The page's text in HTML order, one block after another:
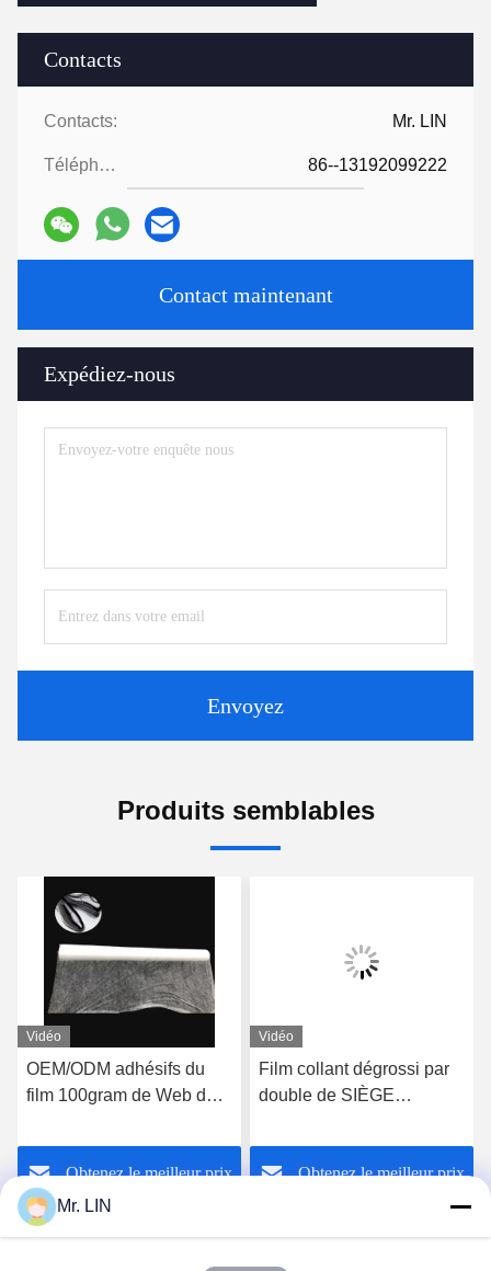
Contacts
Contacts: Mr. LIN
Téléphone: 86--13192099222
Contact maintenant
Expédiez-nous
Envoyez
Produits semblables
Vidéo
OEM/ODM adhésifs du
film 100gram de Web de
stratification de chaussure
pour la mousse de
semelles intérieures
Obtenez le meilleur prix
Vidéo
Film collant dégrossi par
double de SIÈGE
D'EXPLOSION, film
adhésif 3.0kgf/cm2 de
Obtenez le meilleur prix
Mr. LIN